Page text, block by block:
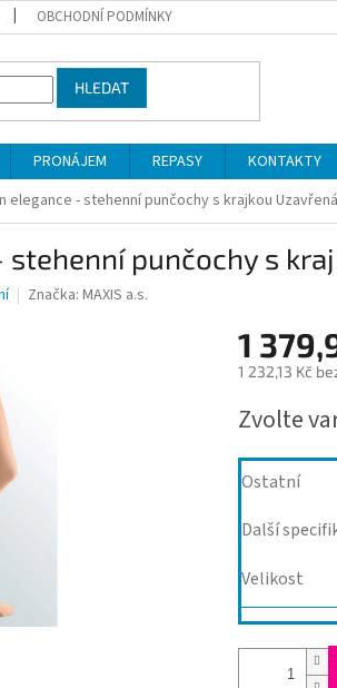
OBCHODNÍ PODMÍNKY
HLEDAT
PRONÁJEM REPASY
KONTAKTY
elegance - stehenní punčochy s krajkou
punčochy s
Značka: MAXIS a.s.
1
1 232,13 Kč
cena:
Zvolte
Ostatní
Další
Velikost